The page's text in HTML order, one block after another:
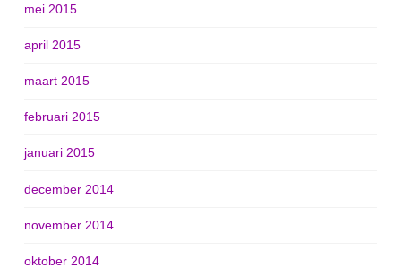
mei 2015
april 2015
maart 2015
februari 2015
januari 2015
december 2014
november 2014
oktober 2014